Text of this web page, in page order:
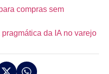
compras sem
da IA no varejo